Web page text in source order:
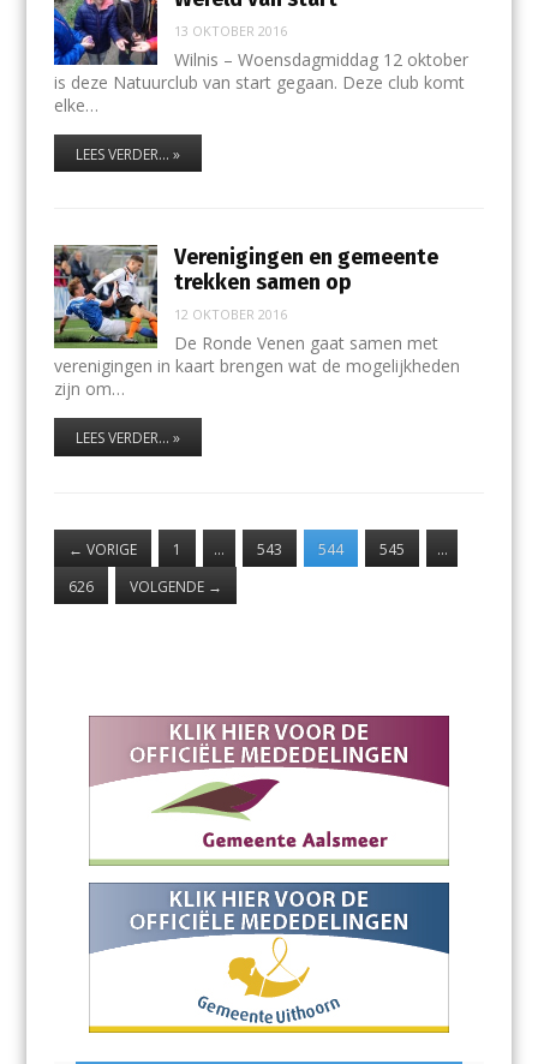
13 OKTOBER 2016
Wilnis – Woensdagmiddag 12 oktober
is deze Natuurclub van start gegaan. Deze club komt
elke…
LEES VERDER... »
Verenigingen en gemeente
trekken samen op
12 OKTOBER 2016
De Ronde Venen gaat samen met
verenigingen in kaart brengen wat de mogelijkheden
zijn om…
LEES VERDER... »
← VORIGE 1 … 543 544 545
…
626
VOLGENDE →